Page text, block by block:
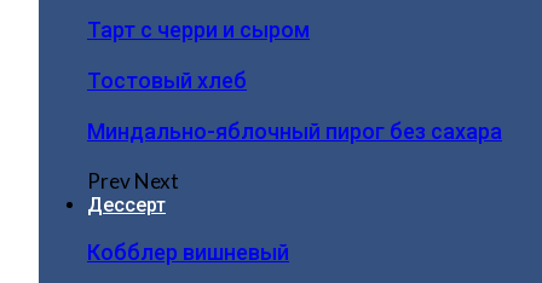
Тарт с черри и сыром
Тостовый хлеб
Миндально-яблочный пирог без сахара
PrevNext
Дессерт
Кобблер вишневый